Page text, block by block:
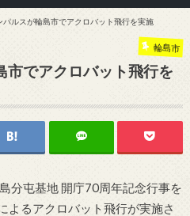
パルスが輪島市でアクロバット飛行を実施
輪島市
市でアクロバット飛行を
分屯基地 開庁70周年記念行事を
よるアクロバット飛行が実施さ